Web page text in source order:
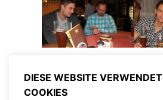
November 19, 2012 AdminFotos,
DIESE WEBSITE VERWENDET
COOKIES